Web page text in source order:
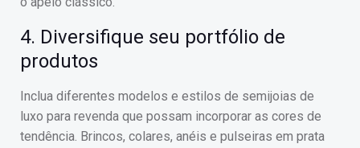
4. Diversifique seu portfólio de
produtos
Inclua diferentes modelos e estilos de semijoias de
luxo para revenda que possam incorporar as cores de
tendência. Brincos, colares, anéis e pulseiras em prata